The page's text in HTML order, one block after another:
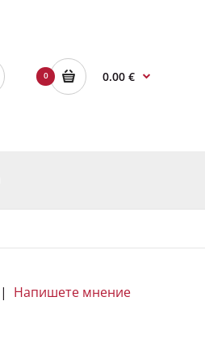
0 0.00 €
| Напишете мнение